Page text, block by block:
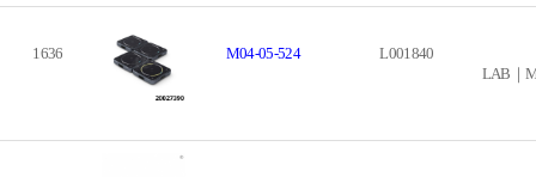
1636 M04-05-524
L001840
LAB｜